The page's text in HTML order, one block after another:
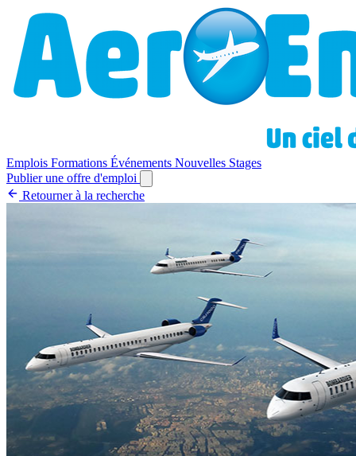
Emplois Formations Événements Nouvelles Stages
Publier une offre d'emploi
Retourner à la recherche